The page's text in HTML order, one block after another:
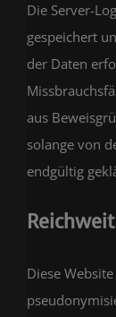
Die Server-
gespeichert
der Daten
aus
solange von
endgültig
Diese